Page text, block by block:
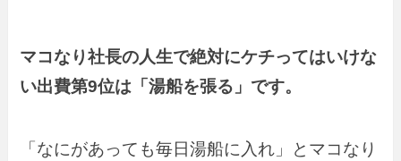
マコなり社長の人生で絶対にケチってはいけな
い出費第9位は「湯船を張る」です。
「なにがあっても毎日湯船に入れ」とマコなり